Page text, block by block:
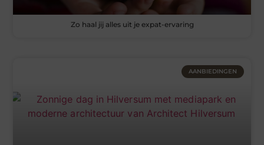
Zo haal jij alles uit je expat-ervaring
AANBIEDINGEN